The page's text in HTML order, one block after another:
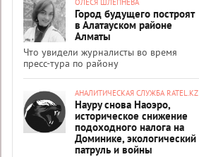
ОЛЕСЯ ШЛЕПНЕВА
Город будущего построят
в Алатауском районе
Алматы
Что увидели журналисты во время
пресс-тура по району
АНАЛИТИЧЕСКАЯ СЛУЖБА RATEL.KZ
Науру снова Наоэро,
историческое снижение
подоходного налога на
Доминике, экологический
патруль и войны